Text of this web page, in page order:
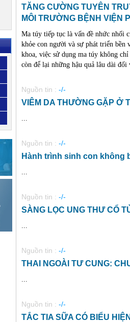
TĂNG CƯỜNG TUYÊN
MÔI TRƯỜNG BỆNH VIỆN
Ma túy tiếp tục là vấn đề nhức nhối
khỏe con người và sự phát triển
khoa, việc sử dụng ma túy không
còn để lại những hậu quả lâu dài
Nguồn tin : -/-
VIÊM DA THƯỜNG GẶP Ở
Nguồn tin : -/-
Hành trình sinh con không
Nguồn tin : -/-
SÀNG LỌC UNG THƯ CỔ
Nguồn tin : -/-
THAI NGOÀI TƯ CUNG:
Nguồn tin : -/-
TẮC TIA SỮA CÓ BIỂU